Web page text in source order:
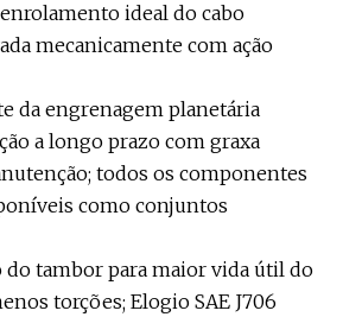
ideal do cabo
mecanicamente com ação
da engrenagem planetária
a longo prazo com graxa
todos os componentes
como conjuntos
do tambor para maior vida útil do
torções; Elogio SAE J706